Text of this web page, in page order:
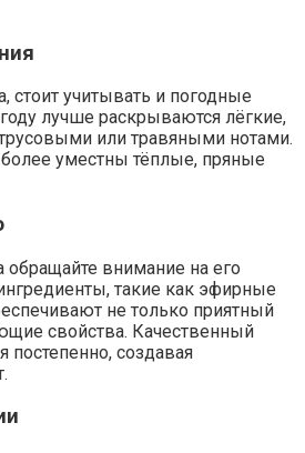
стоит учитывать и погодные
лучше раскрываются лёгкие,
или травяными нотами.
уместны тёплые, пряные
внимание на его
такие как эфирные
не только приятный
свойства. Качественный
создавая